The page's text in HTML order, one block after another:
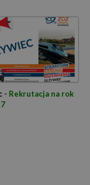
- Rekrutacja na rok